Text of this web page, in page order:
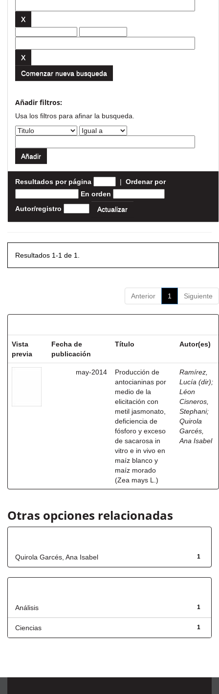
Comenzar nueva busqueda
Añadir filtros:
Usa los filtros para afinar la busqueda.
Resultados por página | Ordenar por
En orden
Autor/registro
Resultados 1-1 de 1.
Anterior 1 Siguiente
Vista
previa
Fecha de
publicación
Título Autor(es)
may-2014
Producción de
antocianinas por
medio de la
elicitación con
metil jasmonato,
deficiencia de
fósforo y exceso
de sacarosa in
vitro e in vivo en
maíz blanco y
maíz morado
(Zea mays L.)
Ramírez,
Lucía (dir);
Léon
Cisneros,
Stephani;
Quirola
Garcés,
Ana Isabel
Otras opciones relacionadas
1
Quirola Garcés, Ana Isabel
1
Análisis
1
Ciencias